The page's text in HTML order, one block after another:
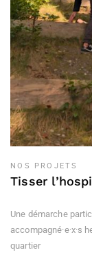
NOS PROJETS
Tisser
Une démarche
accompagné·e·x·s
quartier